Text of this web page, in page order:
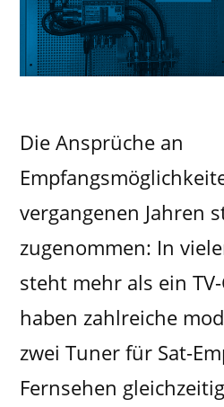
Die Ansprüche an
vergangenen Jahren
zugenommen: In
steht mehr als ein
haben zahlreiche
zwei Tuner für Sat-
Fernsehen